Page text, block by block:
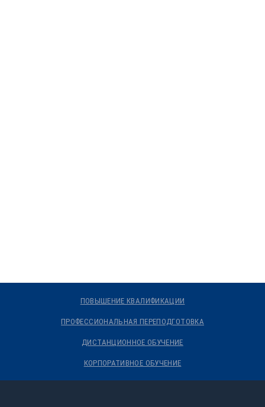
ПОВЫШЕНИЕ КВАЛИФИКАЦИИ
ПРОФЕССИОНАЛЬНАЯ ПЕРЕПОДГОТОВКА
ДИСТАНЦИОННОЕ ОБУЧЕНИЕ
КОРПОРАТИВНОЕ ОБУЧЕНИЕ